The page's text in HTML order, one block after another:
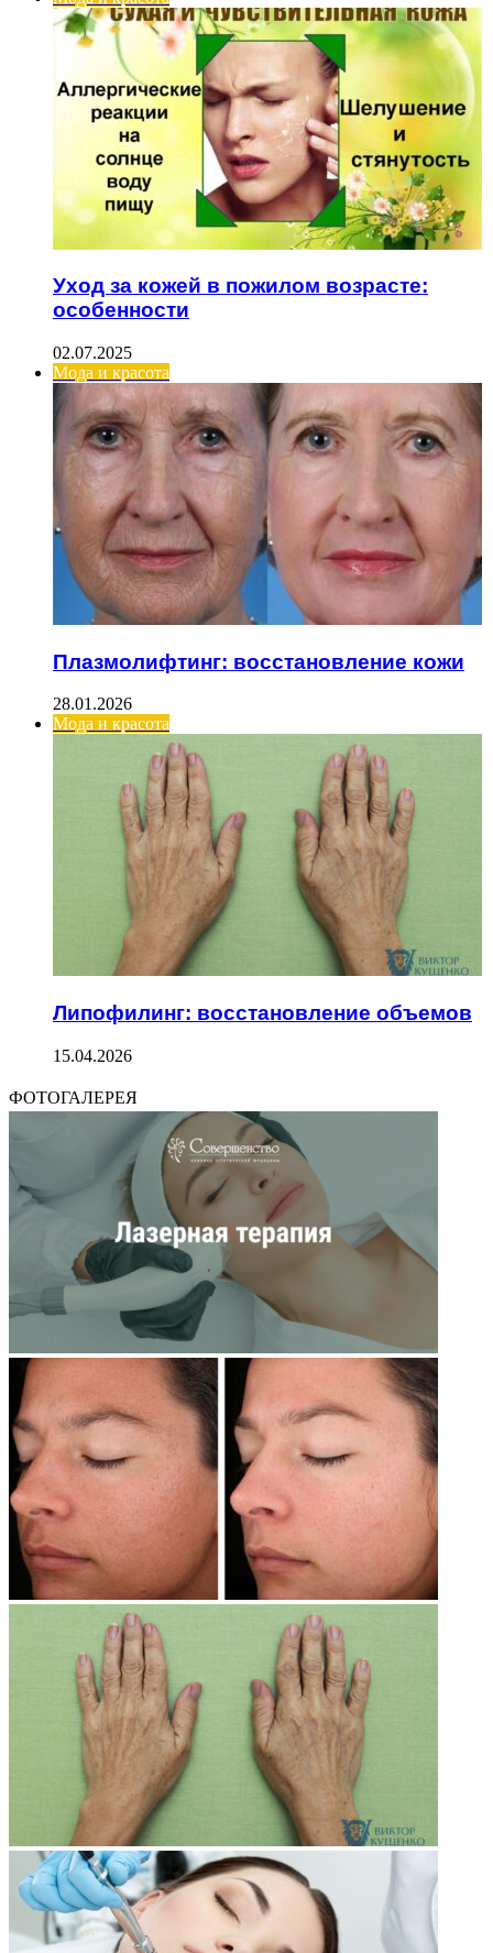
Уход за кожей в пожилом возрасте:
особенности
02.07.2025
Мода и красота
Плазмолифтинг: восстановление кожи
28.01.2026
Мода и красота
Липофилинг: восстановление объемов
15.04.2026
ФОТОГАЛЕРЕЯ